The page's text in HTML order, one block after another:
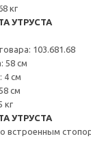
кг
УТРУСТА
103.681.68
58 см
4 см
см
кг
УТРУСТА
встроенным